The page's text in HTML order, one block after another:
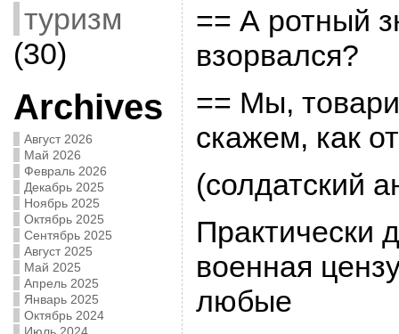
туризм
(30)
Archives
Август 2026
Май 2026
Февраль 2026
Декабрь 2025
Ноябрь 2025
Октябрь 2025
Сентябрь 2025
Август 2025
Май 2025
Апрель 2025
Январь 2025
Октябрь 2024
== А pотный
взоpвался?
== Мы,
скажем, как
(солдатский
Пpактически
военная
любые